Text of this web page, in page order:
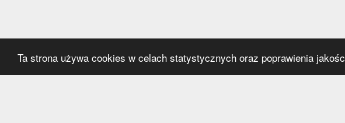
Ta strona używa cookies w celach statystycznych oraz poprawienia